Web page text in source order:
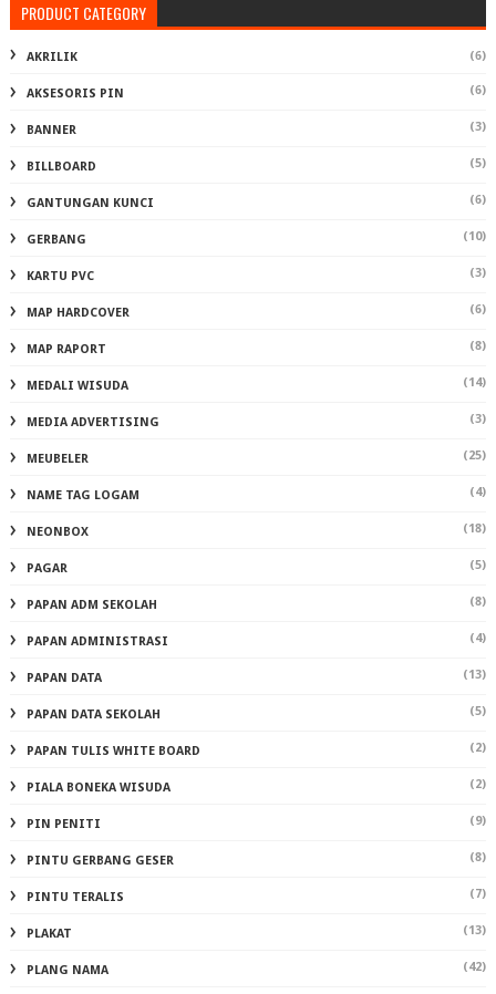
PRODUCT CATEGORY
AKRILIK (6)
AKSESORIS PIN (6)
BANNER (3)
BILLBOARD (5)
GANTUNGAN KUNCI (6)
GERBANG (10)
KARTU PVC (3)
MAP HARDCOVER (6)
MAP RAPORT (8)
MEDALI WISUDA (14)
MEDIA ADVERTISING (3)
MEUBELER (25)
NAME TAG LOGAM (4)
NEONBOX (18)
PAGAR (5)
PAPAN ADM SEKOLAH (8)
PAPAN ADMINISTRASI (4)
PAPAN DATA (13)
PAPAN DATA SEKOLAH (5)
PAPAN TULIS WHITE BOARD (2)
PIALA BONEKA WISUDA (2)
PIN PENITI (9)
PINTU GERBANG GESER (8)
PINTU TERALIS (7)
PLAKAT (13)
PLANG NAMA (42)